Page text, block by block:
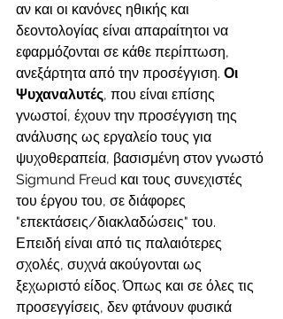
αν και οι κανόνες ηθικής και
δεοντολογίας είναι απαραίτητοι να
εφαρμόζονται σε κάθε περίπτωση,
ανεξάρτητα από την προσέγγιση. Οι
Ψυχαναλυτές, που είναι επίσης
γνωστοί, έχουν την προσέγγιση της
ανάλυσης ως εργαλείο τους για
ψυχοθεραπεία, βασισμένη στον γνωστό
Sigmund Freud και τους συνεχιστές
του έργου του, σε διάφορες
"επεκτάσεις/διακλαδώσεις" του.
Επειδή είναι από τις παλαιότερες
σχολές, συχνά ακούγονται ως
ξεχωριστό είδος. Όπως και σε όλες τις
προσεγγίσεις, δεν φτάνουν φυσικά